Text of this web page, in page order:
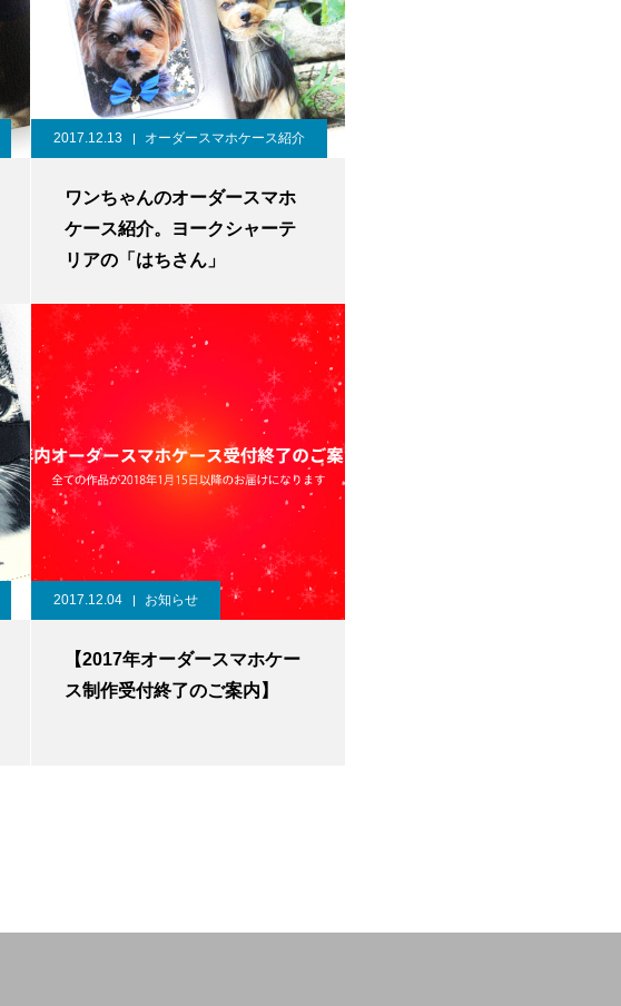
2017.12.13 オーダースマホケース紹介
ワンちゃんのオーダースマホ
ケース紹介。ヨークシャーテ
リアの「はちさん」
2017.12.04 お知らせ
【2017年オーダースマホケー
ス制作受付終了のご案内】